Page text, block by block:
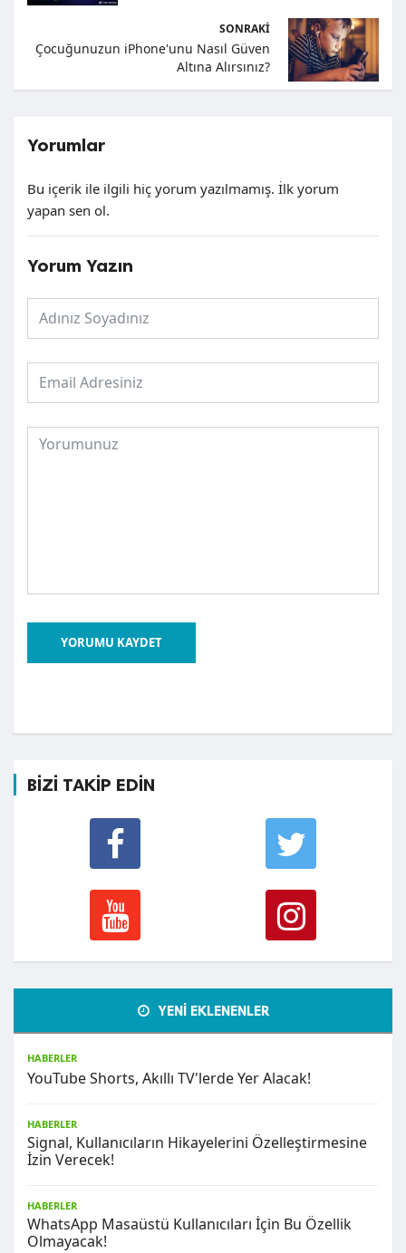
SONRAKI
Çocuğunuzun iPhone'unu Nasıl Güven
Altına Alırsınız?
Yorumlar
Bu içerik ile ilgili hiç yorum yazılmamış. İlk yorum
yapan sen ol.
Yorum Yazın
YORUMU KAYDET
BİZİ TAKİP EDİN
YENİ EKLENENLER
HABERLER
YouTube Shorts, Akıllı TV'lerde Yer Alacak!
HABERLER
Signal, Kullanıcıların Hikayelerini Özelleştirmesine
İzin Verecek!
HABERLER
WhatsApp Masaüstü Kullanıcıları İçin Bu Özellik
Olmayacak!